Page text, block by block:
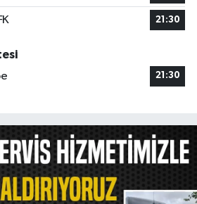
21:30
21:30